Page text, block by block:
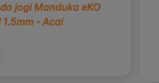
jogi Manduka eKO
- Acai